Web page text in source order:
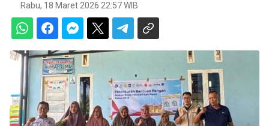
Rabu, 18 Maret 2026 22:57 WIB